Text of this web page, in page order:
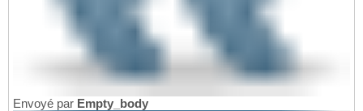
Envoyé par Empty_body